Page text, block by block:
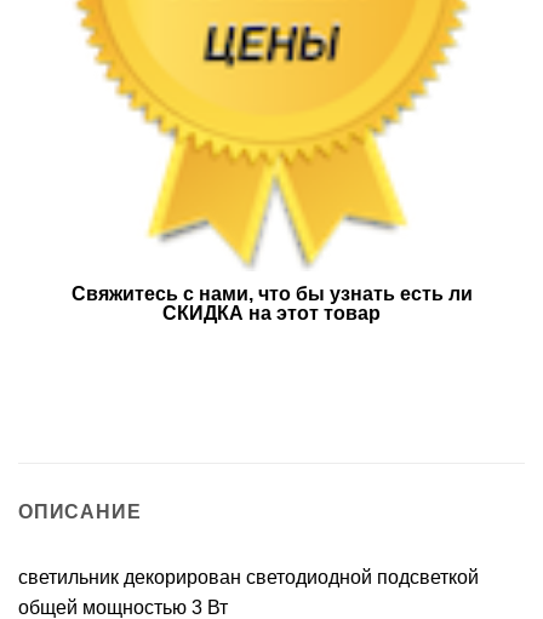
Свяжитесь с нами, что бы узнать есть ли
СКИДКА на этот товар
ОПИСАНИЕ
светильник декорирован светодиодной подсветкой
общей мощностью 3 Вт